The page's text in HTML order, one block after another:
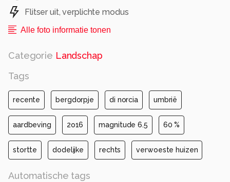
vielen er geen dodelijke slachtoffers. Rechts in
het midden van het dorp ziet men nog steeds
Flitser uit, verplichte modus
Alle foto informatie tonen
Categorie Landschap
Tags
recente bergdorpje di norcia umbrië
aardbeving 2o16 magnitude 6.5 60 %
stortte dodelijke rechts verwoeste huizen
Automatische tags